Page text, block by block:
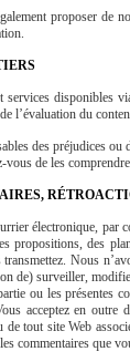
proposer de
services disponibles
l’évaluation du
des préjudices
vous de les
électronique, par
propositions, des
Nous
de) surveiller,
ou les présentes
acceptez en
tout site Web
commentaires que